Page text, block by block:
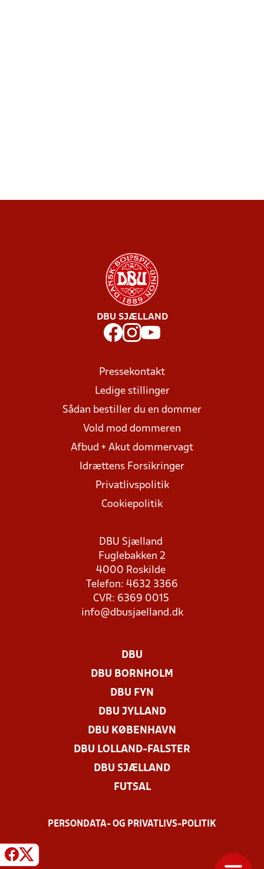
DBU SJÆLLAND
Pressekontakt
Ledige stillinger
Sådan bestiller du en dommer
Vold mod dommeren
Afbud + Akut dommervagt
Idrættens Forsikringer
Privatlivspolitik
Cookiepolitik
DBU Sjælland
Fuglebakken 2
4000 Roskilde
Telefon: 4632 3366
CVR: 6369 0015
info@dbusjaelland.dk
DBU
DBU BORNHOLM
DBU FYN
DBU JYLLAND
DBU KØBENHAVN
DBU LOLLAND-FALSTER
DBU SJÆLLAND
FUTSAL
PERSONDATA- OG PRIVATLIVS-POLITIK